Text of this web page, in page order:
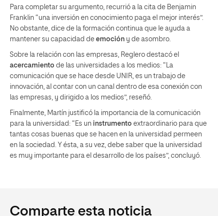
Para completar su argumento, recurrió a la cita de Benjamin
Franklin “una inversión en conocimiento paga el mejor interés”.
No obstante, dice de la formación continua que le ayuda a
mantener su capacidad de emoción y de asombro.
Sobre la relación con las empresas, Reglero destacó el
acercamiento de las universidades a los medios: “La
comunicación que se hace desde UNIR, es un trabajo de
innovación, al contar con un canal dentro de esa conexión con
las empresas, y dirigido a los medios”, reseñó.
Finalmente, Martín justificó la importancia de la comunicación
para la universidad: “Es un instrumento extraordinario para que
tantas cosas buenas que se hacen en la universidad permeen
en la sociedad. Y ésta, a su vez, debe saber que la universidad
es muy importante para el desarrollo de los países”, concluyó.
Comparte esta noticia